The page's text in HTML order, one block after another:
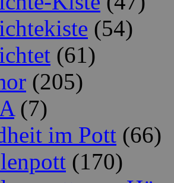
(54)
(61)
(205)
(7)
im Pott (66)
(170)